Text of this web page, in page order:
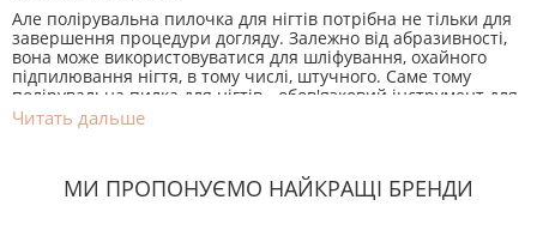
Але полірувальна пилочка для нігтів потрібна не тільки для
завершення процедури догляду. Залежно від абразивності,
вона може використовуватися для шліфування, охайного
підпилювання нігтя, в тому числі, штучного. Саме тому
полірувальна пилка для нігтів - обов'язковий інструмент для
майстра манікюру і педикюру. І вже точно вона повинна
бути в наборі кожної жінки, кожного чоловіка, що стежать за
Види пилок для полірування
Читать дальше
МИ ПРОПОНУЄМО НАЙКРАЩІ БРЕНДИ